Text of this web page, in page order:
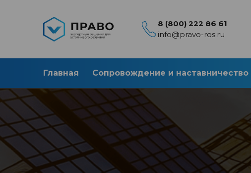
8 (800) 222 86 61
info@pravo-ros.ru
Главная Сопровождение и наставничество